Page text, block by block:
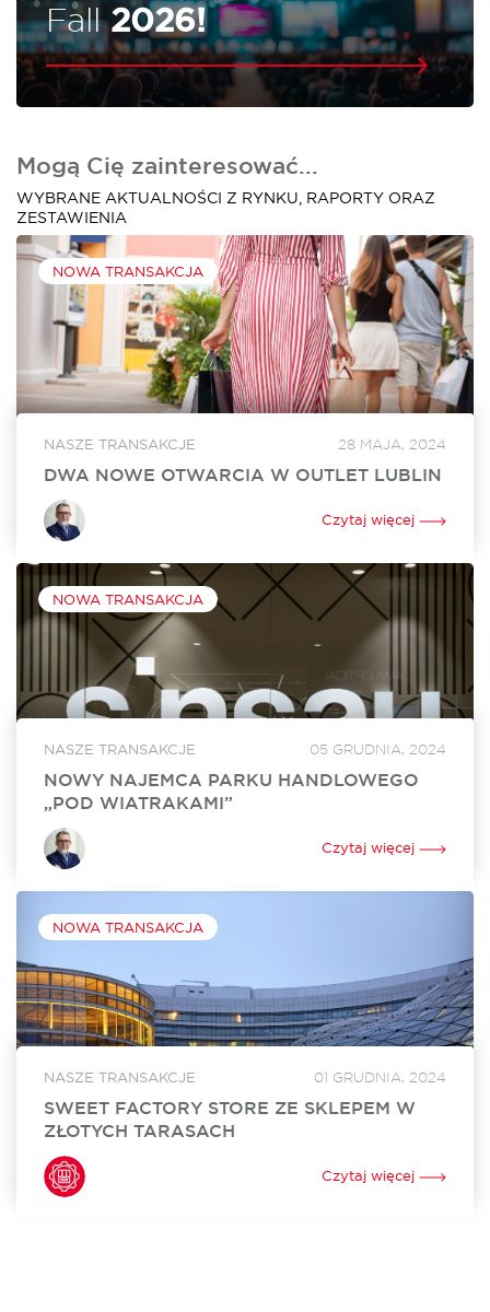
Fall2026!
Mogą Cię zainteresować...
WYBRANE AKTUALNOŚCI Z RYNKU, RAPORTY ORAZ
ZESTAWIENIA
NOWA TRANSAKCJA
NASZE TRANSAKCJE 28 MAJA, 2024
DWA NOWE OTWARCIA W OUTLET LUBLIN
W czerwcu w Outlet Lublin otworzą się dwa nowe lokale. Na
powiększenie swojego dotychczasowego sklepu o ponad
250 mkw. zdecydował się Ochnik. Nowy lokal o powierzchni
Czytaj więcej
NOWA TRANSAKCJA
NASZE TRANSAKCJE 05 GRUDNIA, 2024
NOWY NAJEMCA PARKU HANDLOWEGO
„POD WIATRAKAMI”
Sinsay, marka z portfolio Grupy LPP, wynajęła 860 mkw.
powierzchni w Parku Handlowym „Pod Wiatrakami” koło
Słupska. Otwarcie sklepu jest zaplanowane na kwiecień 2024
Czytaj więcej
NOWA TRANSAKCJA
NASZE TRANSAKCJE 01 GRUDNIA, 2024
SWEET FACTORY STORE ZE SKLEPEM W
ZŁOTYCH TARASACH
Sweet Factory Store otworzył swój sklep w Złotych
Tarasach. To już 24. w Polsce i 3. w Warszawie stacjonarny
punkt sprzedaży tej niezwykle popularnej marki oferującej
Czytaj więcej